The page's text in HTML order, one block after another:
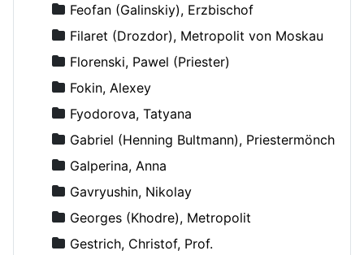
Feofan (Galinskiy), Erzbischof
Filaret (Drozdor), Metropolit von Moskau
Florenski, Pawel (Priester)
Fokin, Alexey
Fyodorova, Tatyana
Gabriel (Henning Bultmann), Priestermönch
Galperina, Anna
Gavryushin, Nikolay
Georges (Khodre), Metropolit
Gestrich, Christof, Prof.